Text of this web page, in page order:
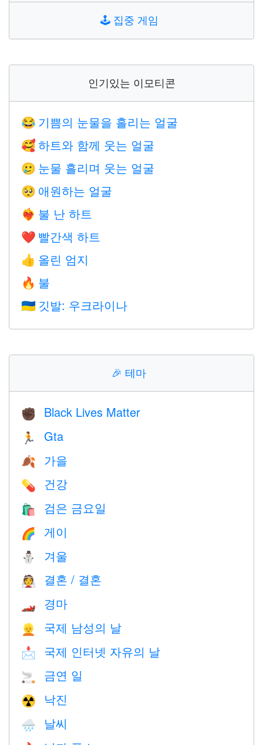
🕹️ 집중 게임
인기있는 이모티콘
😂 기쁨의 눈물을 흘리는 얼굴
🥰 하트와 함께 웃는 얼굴
🥲 눈물 흘리며 웃는 얼굴
🥺 애원하는 얼굴
❤️‍🔥 불 난 하트
❤️ 빨간색 하트
👍 올린 엄지
🔥 불
🇺🇦 깃발: 우크라이나
🎉 테마
✊🏿 Black Lives Matter
🏃 Gta
🍂 가을
💊 건강
🛍 검은 금요일
🌈 게이
⛄ 겨울
👰 결혼 / 결혼
🏎 경마
👱 국제 남성의 날
📩 국제 인터넷 자유의 날
🚬 금연 일
☢️ 낙진
🌧 날씨